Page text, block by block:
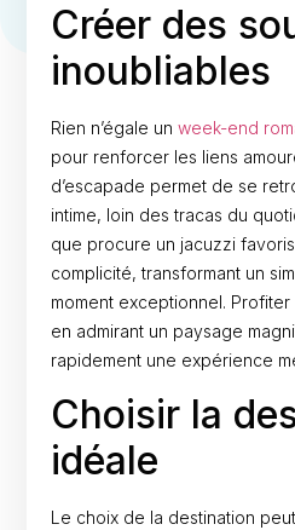
Créer des
inoubliables
Rien n’égale unweek-end
pour renforcer les liens
d’escapade permet de se
intime, loin des tracas du
que procure un jacuzzi
complicité, transformant un
moment exceptionnel.
en admirant un paysage
rapidement une expérience
Choisir la
idéale
Le choix de la destination